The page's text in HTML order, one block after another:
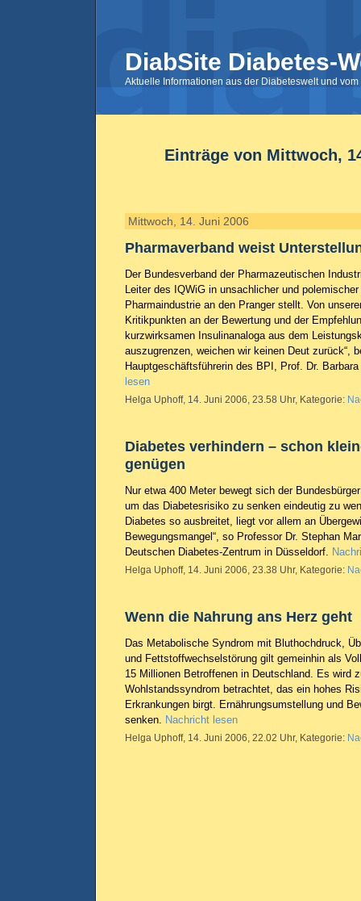
DiabSite Diabetes-
Aktuelle Informationen aus der Diabeteswelt und
Einträge von Mittwoch,
Mittwoch, 14. Juni 2006
Pharmaverband weist
Der Bundesverband der Pharmazeutischen
Leiter des IQWiG in unsachlicher und
Pharmaindustrie an den Pranger stellt. Von
Kritikpunkten an der Bewertung und der
kurzwirksamen Insulinanaloga aus dem
auszugrenzen, weichen wir keinen Deut zurück“,
Hauptgeschäftsführerin des BPI, Prof. Dr.
lesen
Helga Uphoff, 14. Juni 2006, 23.58 Uhr, Kategorie:
Diabetes verhindern – schon
genügen
Nur etwa 400 Meter bewegt sich der
um das Diabetesrisiko zu senken eindeutig zu
Diabetes so ausbreitet, liegt vor allem an
Bewegungsmangel“, so Professor Dr. Stephan
Deutschen Diabetes-Zentrum in Düsseldorf.
Helga Uphoff, 14. Juni 2006, 23.38 Uhr, Kategorie:
Wenn die Nahrung ans Herz geht
Das Metabolische Syndrom mit Bluthochdruck,
und Fettstoffwechselstörung gilt gemeinhin als
15 Millionen Betroffenen in Deutschland. Es wird
Wohlstandssyndrom betrachtet, das ein hohes
Erkrankungen birgt. Ernährungsumstellung und
senken. Nachricht lesen
Helga Uphoff, 14. Juni 2006, 22.02 Uhr, Kategorie: